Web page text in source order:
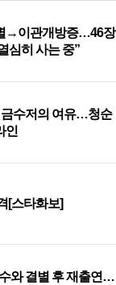
→이관개방증…46장
심히 사는 중”
금수저의 여유…청순
인
[스타화보]
수와 결별 후 재출연…